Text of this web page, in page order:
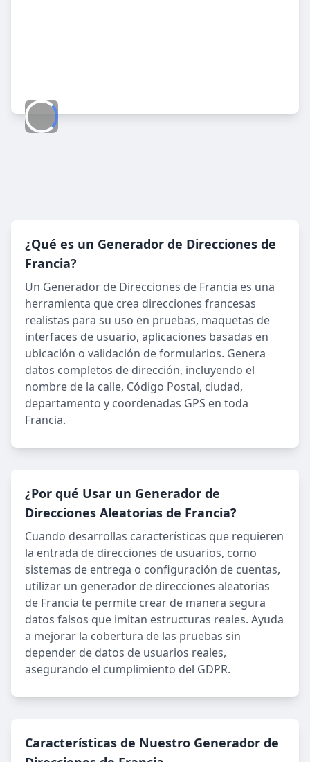
¿Qué es un Generador de Direcciones de
Francia?
Un Generador de Direcciones de Francia es una
herramienta que crea direcciones francesas
realistas para su uso en pruebas, maquetas de
interfaces de usuario, aplicaciones basadas en
ubicación o validación de formularios. Genera
datos completos de dirección, incluyendo el
nombre de la calle, Código Postal, ciudad,
departamento y coordenadas GPS en toda
Francia.
¿Por qué Usar un Generador de
Direcciones Aleatorias de Francia?
Cuando desarrollas características que requieren
la entrada de direcciones de usuarios, como
sistemas de entrega o configuración de cuentas,
utilizar un generador de direcciones aleatorias
de Francia te permite crear de manera segura
datos falsos que imitan estructuras reales. Ayuda
a mejorar la cobertura de las pruebas sin
depender de datos de usuarios reales,
asegurando el cumplimiento del GDPR.
Características de Nuestro Generador de